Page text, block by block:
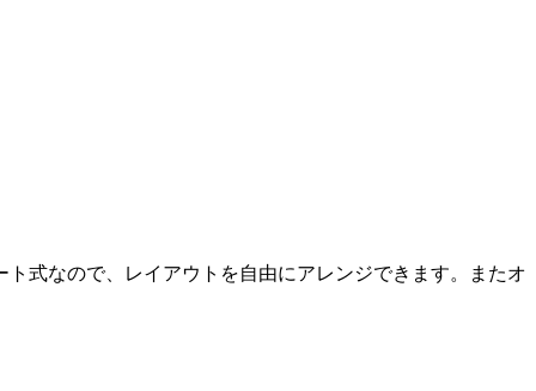
式なので、レイアウトを自由にアレンジできます。またオ